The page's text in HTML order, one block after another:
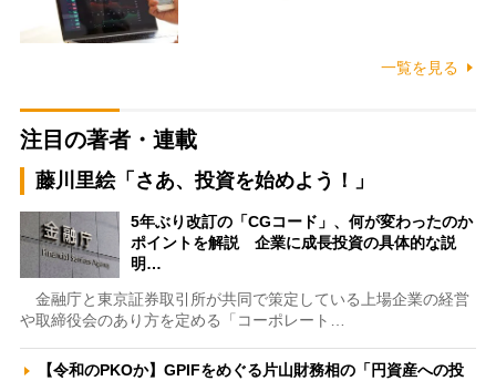
一覧を見る
注目の著者・連載
藤川里絵「さあ、投資を始めよう！」
5年ぶり改訂の「CGコード」、何が変わったのか
ポイントを解説 企業に成長投資の具体的な説
明…
金融庁と東京証券取引所が共同で策定している上場企業の経営
や取締役会のあり方を定める「コーポレート…
【令和のPKOか】GPIFをめぐる片山財務相の「円資産への投